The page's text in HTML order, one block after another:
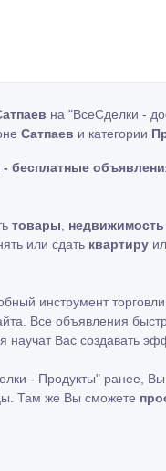
на "ВсеСделки -
Сатпаев и категории
бесплатные
товары недвижимость
или сдать квартиру
инструмент
Все объявления
Вас создавать
- Продукты" ранее,
Там же Вы сможете